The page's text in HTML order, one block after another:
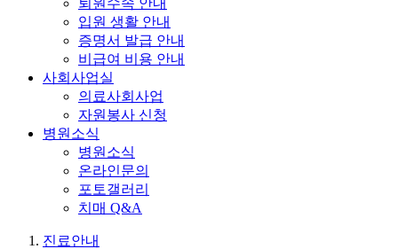
퇴원수속 안내
입원 생활 안내
증명서 발급 안내
비급여 비용 안내
사회사업실
의료사회사업
자원봉사 신청
병원소식
병원소식
온라인문의
포토갤러리
치매 Q&A
진료안내